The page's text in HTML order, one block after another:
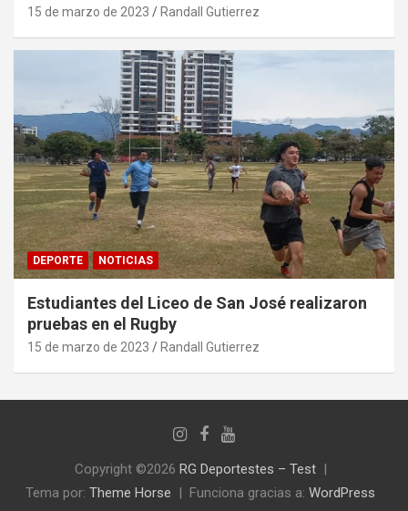
15 de marzo de 2023 Randall Gutierrez
DEPORTE NOTICIAS
Estudiantes del Liceo de San José realizaron
pruebas en el Rugby
15 de marzo de 2023 Randall Gutierrez
Copyright ©2026 RG Deportestes – Test
Tema por: Theme Horse Funciona gracias a: WordPress